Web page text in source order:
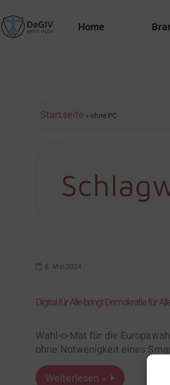
Home
Startseite » ohne PC
8. Mai 2024
Digital für Alle bringt Demokratie für
Wahl-o-Mat für die
ohne Notwenigkeit eines
Weiterlesen »